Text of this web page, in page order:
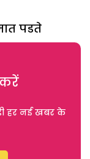
पडते
करें
हर नई खबर के